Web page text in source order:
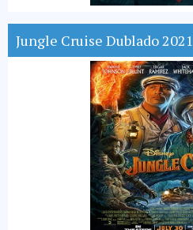
Jungle Cruise Dublado 2021